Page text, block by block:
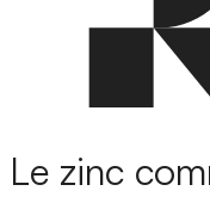
Le zinc